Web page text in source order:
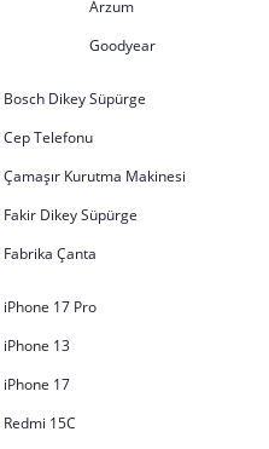
Arzum
Goodyear
Bosch Dikey Süpürge
Cep Telefonu
Çamaşır Kurutma Makinesi
Fakir Dikey Süpürge
Fabrika Çanta
iPhone 17 Pro
iPhone 13
iPhone 17
Redmi 15C